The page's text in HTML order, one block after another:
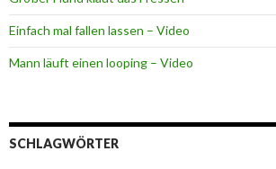
Einfach mal fallen lassen – Video
Mann läuft einen looping – Video
SCHLAGWÖRTER